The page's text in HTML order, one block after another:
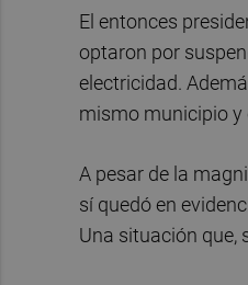
El entonces
optaron por
electricidad.
mismo municipio y
A pesar de la
sí quedó en
Una situación que,